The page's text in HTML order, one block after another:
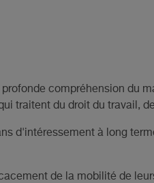
compréhension du
traitent du droit du travail,
d'intéressement à long
de la mobilité de